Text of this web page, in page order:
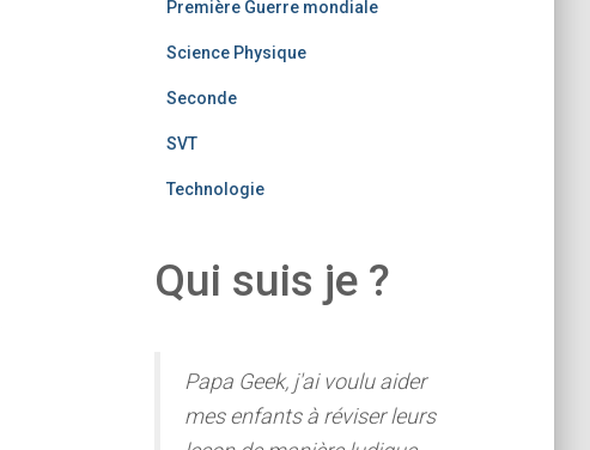
Première Guerre mondiale
Science Physique
Seconde
SVT
Technologie
Qui suis je ?
Papa Geek, j'ai voulu aider
mes enfants à réviser leurs